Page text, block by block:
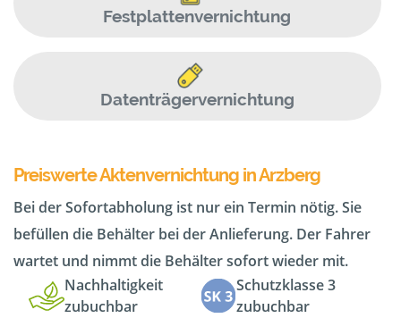
Festplattenvernichtung
Datenträgervernichtung
Preiswerte Aktenvernichtung in Arzberg
Bei der Sofortabholung ist nur ein Termin nötig. Sie
befüllen die Behälter bei der Anlieferung. Der Fahrer
wartet und nimmt die Behälter sofort wieder mit.
Nachhaltigkeit
zubuchbar
Schutzklasse 3
zubuchbar